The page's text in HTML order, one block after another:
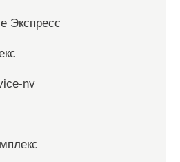
Экспресс
nv